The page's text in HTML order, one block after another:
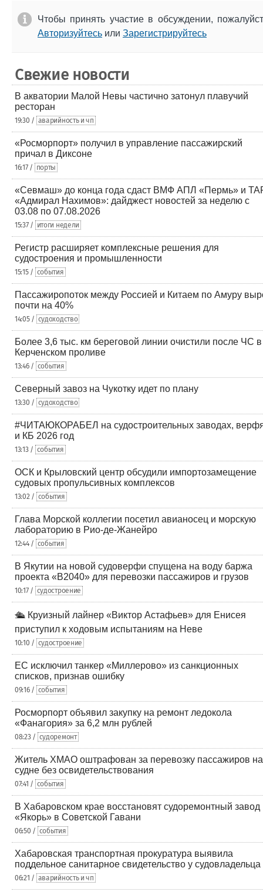
Чтобы принять участие в обсуждении,
Авторизуйтесь или Зарегистрируйтесь
Свежие новости
В акватории Малой Невы частично затонул плавучий
ресторан
19:30 / аварийность и чп
«Росморпорт» получил в управление пассажирский
причал в Диксоне
16:17 / порты
«Севмаш» до конца года сдаст ВМФ АПЛ «Пермь» и
«Адмирал Нахимов»: дайджест новостей за неделю с
03.08 по 07.08.2026
15:37 / итоги недели
Регистр расширяет комплексные решения для
судостроения и промышленности
15:15 / события
Пассажиропоток между Россией и Китаем по Амуру
почти на 40%
14:05 / судоходство
Более 3,6 тыс. км береговой линии очистили после ЧС в
Керченском проливе
13:46 / события
Северный завоз на Чукотку идет по плану
13:30 / судоходство
#ЧИТАЮКОРАБЕЛ на судостроительных заводах,
и КБ 2026 год
13:13 / события
ОСК и Крыловский центр обсудили импортозамещение
судовых пропульсивных комплексов
13:02 / события
Глава Морской коллегии посетил авианосец и морскую
лабораторию в Рио-де-Жанейро
12:44 / события
В Якутии на новой судоверфи спущена на воду баржа
проекта «В2040» для перевозки пассажиров и грузов
10:17 / судостроение
🛳️ Круизный лайнер «Виктор Астафьев» для Енисея
приступил к ходовым испытаниям на Неве
10:10 / судостроение
ЕС исключил танкер «Миллерово» из санкционных
списков, признав ошибку
09:16 / события
Росморпорт объявил закупку на ремонт ледокола
«Фанагория» за 6,2 млн рублей
08:23 / судоремонт
Житель ХМАО оштрафован за перевозку пассажиров на
судне без освидетельствования
07:41 / события
В Хабаровском крае восстановят судоремонтный завод
«Якорь» в Советской Гавани
06:50 / события
Хабаровская транспортная прокуратура выявила
поддельное санитарное свидетельство у судовладельца
06:21 / аварийность и чп